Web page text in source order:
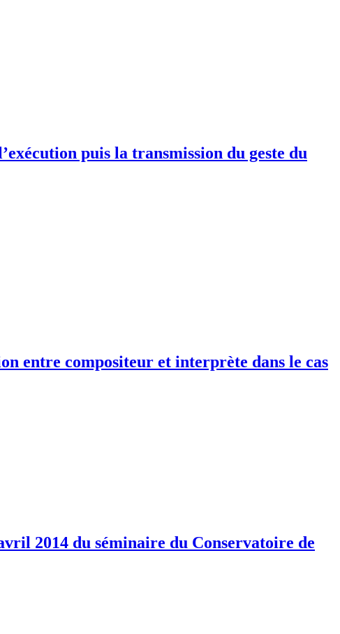
puis la transmission du geste du
entre compositeur et interprète dans le cas
2014 du séminaire du Conservatoire de